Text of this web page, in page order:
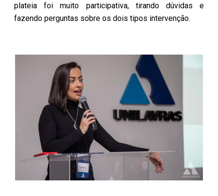
plateia foi muito participativa, tirando dúvidas e
fazendo perguntas sobre os dois tipos intervenção.